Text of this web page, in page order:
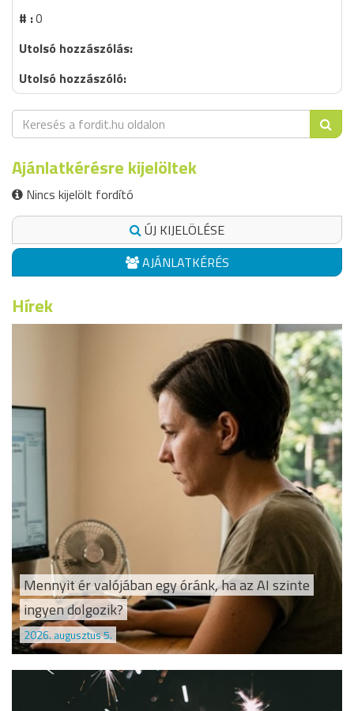
0
Ajánlatkérésre kijelöltek
Nincs kijelölt fordító
ÚJ KIJELÖLÉSE
AJÁNLATKÉRÉS
Hírek
Mennyit ér valójában egy óránk, ha az AI szinte
ingyen dolgozik?
2026. augusztus 5.